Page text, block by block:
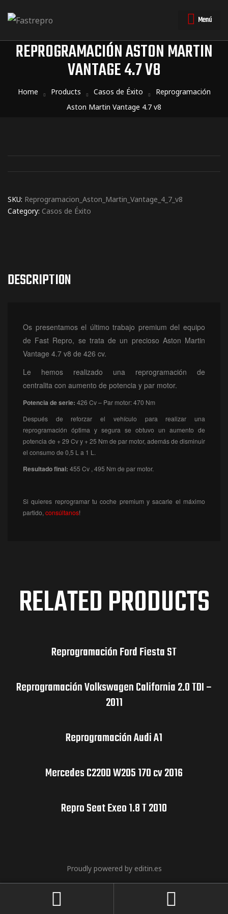
Menú
REPROGRAMACIÓN ASTON MARTIN
VANTAGE 4.7 V8
Home Products Casos de Éxito
Reprogramación
Aston Martin Vantage 4.7 v8
SKU: Reprogramacion_Aston_Martin_Vantage_4_7_v8
Category: Casos de Éxito
DESCRIPTION
Os presentamos el último trabajo premium del equipo
de Fast Repro, se trata de un precioso Aston Martin
Vantage 4.7 v8 de 426 cv.
Le hemos realizado una reprogramación de
centralita con aumento de potencia y par motor.
Potencia de serie: 426 Cv – Par motor: 470 Nm
Después de reforzar el vehículo para realizar una
reprogramación óptima y segura se obtuvo un aumento de
potencia de + 29 Cv y + 25 Nm de par motor, además de disminuir
el consumo de 0,5 L a 1 L.
Resultado final: 455 Cv , 495 Nm de par motor.
Si quieres reprogramar tu coche premium y sacarle el máximo
partido, consúltanos!
RELATED PRODUCTS
Reprogramación Ford Fiesta ST
Reprogramación Volkswagen California 2.0 TDI –
2011
Reprogramación Audi A1
Mercedes C220D W205 170 cv 2016
Repro Seat Exeo 1.8 T 2010
Proudly powered by editin.es